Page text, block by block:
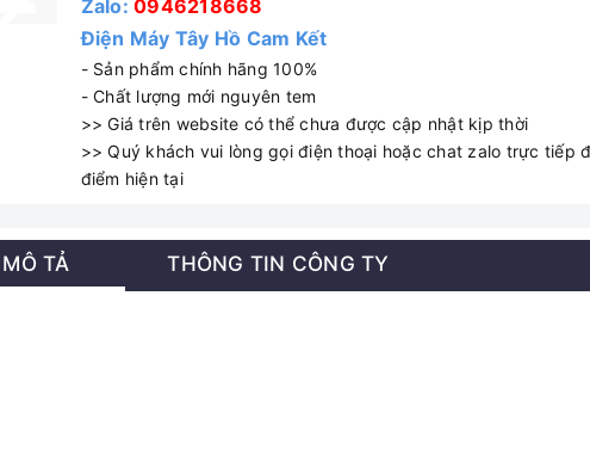
Zalo:0946218668
Điện Máy Tây Hồ Cam Kết
- Sản phẩm chính hãng 100%
- Chất lượng mới nguyên tem
>> Giá trên website có thể chưa được cập nhật kịp thời
>> Quý khách vui lòng gọi điện thoại hoặc chat zalo trực tiếp
điểm hiện tại
MÔ TẢ THÔNG TIN CÔNG TY